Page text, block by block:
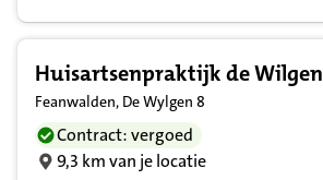
Huisartsenpraktijk de Wilgen
Feanwalden, De Wylgen 8
Contract: vergoed
9,3 km van je locatie